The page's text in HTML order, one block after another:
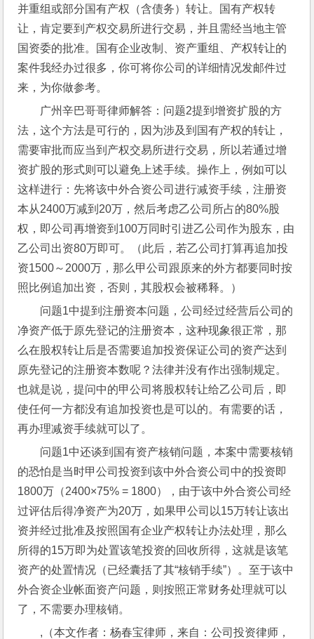
并重组或部分国有产权（含债务）转让。国有产权转
让，肯定要到产权交易所进行交易，并且需经当地主管
国资委的批准。国有企业改制、资产重组、产权转让的
案件我经办过很多，你可将你公司的详细情况发邮件过
来，为你做参考。
广州辛巴哥哥律师解答：问题2提到增资扩股的方
法，这个方法是可行的，因为涉及到国有产权的转让，
需要审批而应当到产权交易所进行交易，所以若通过增
资扩股的形式则可以避免上述手续。操作上，例如可以
这样进行：先将该中外合资公司进行减资手续，注册资
本从2400万减到20万，然后考虑乙公司所占的80%股
权，即公司再增资到100万同时引进乙公司作为股东，由
乙公司出资80万即可。（此后，若乙公司打算再追加投
资1500～2000万，那么甲公司跟原来的外方都要同时按
照比例追加出资，否则，其股权会被稀释。）
问题1中提到注册资本问题，公司经过经营后公司的
净资产低于原先登记的注册资本，这种现象很正常，那
么在股权转让后是否需要追加投资保证公司的资产达到
原先登记的注册资本数呢？法律并没有作出强制规定。
也就是说，提问中的甲公司将股权转让给乙公司后，即
使任何一方都没有追加投资也是可以的。有需要的话，
再办理减资手续就可以了。
问题1中还谈到国有资产核销问题，本案中需要核销
的恐怕是当时甲公司投资到该中外合资公司中的投资即
1800万（2400×75% = 1800），由于该中外合资公司经
过评估后得净资产为20万，如果甲公司以15万转让该出
资并经过批准及按照国有企业产权转让办法处理，那么
所得的15万即为处置该笔投资的回收所得，这就是该笔
资产的处置情况（已经囊括了其“核销手续”）。至于该中
外合资企业帐面资产问题，则按照正常财务处理就可以
了，不需要办理核销。
,（本文作者：杨春宝律师，来自：公司投资律师，